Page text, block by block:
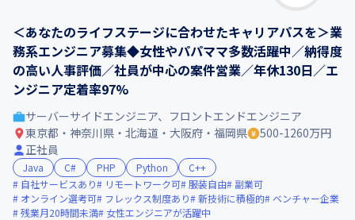
＜あなたのライフステージに合わせたキャリアパスを＞業
務系エンジニア募集◆女性やパパママ多数活躍中／納得度
の高い人事評価／社員が中心の案件営業／年休130日／エ
ンジニア定着率97%
サーバーサイドエンジニア、フロントエンドエンジニア
東京都・神奈川県・北海道・大阪府・福岡県
500-1260万円
正社員
Java C# PHP Python
C++
自社サービスあり
リモートワーク可 服装自由
副業可
オンライン選考可
フレックス制度あり 新技術に積極的
ベンチャー企業
残業月20時間未満
女性エンジニアが活躍中